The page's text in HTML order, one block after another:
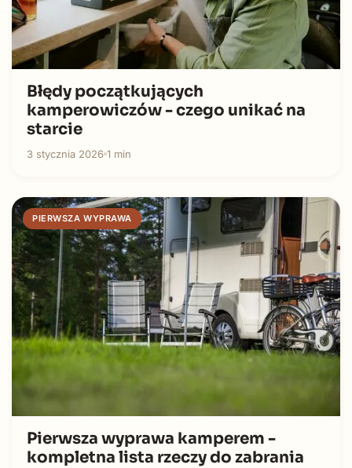
Błędy początkujących
kamperowiczów - czego unikać na
starcie
3 stycznia 2026 1 min
PIERWSZA WYPRAWA
Pierwsza wyprawa kamperem -
kompletna lista rzeczy do zabrania